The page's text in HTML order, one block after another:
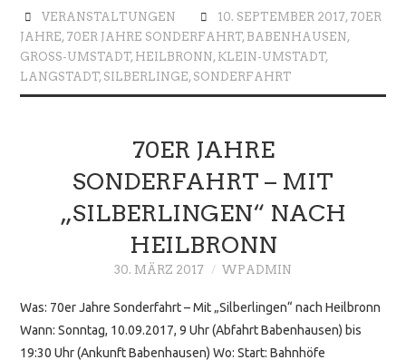
VERANSTALTUNGEN 10. SEPTEMBER 2017, 70ER
JAHRE, 70ER JAHRE SONDERFAHRT, BABENHAUSEN,
GROSS-UMSTADT
, HEILBRONN, KLEIN-UMSTADT,
LANGSTADT, SILBERLINGE, SONDERFAHRT
70ER JAHRE
SONDERFAHRT – MIT
„SILBERLINGEN“ NACH
HEILBRONN
30. MÄRZ 2017 WPADMIN
Was: 70er Jahre Sonderfahrt – Mit „Silberlingen“ nach Heilbronn
Wann: Sonntag, 10.09.2017, 9 Uhr (Abfahrt Babenhausen) bis
19:30 Uhr (Ankunft Babenhausen) Wo: Start: Bahnhöfe